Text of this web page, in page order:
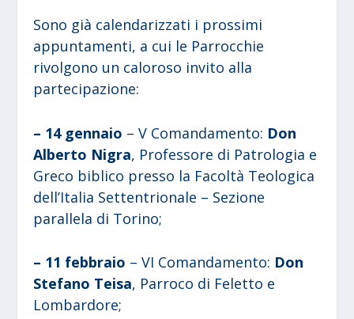
Sono già calendarizzati i prossimi
appuntamenti, a cui le Parrocchie
rivolgono un caloroso invito alla
partecipazione:
– 14 gennaio – V Comandamento: Don
Alberto Nigra, Professore di Patrologia e
Greco biblico presso la Facoltà Teologica
dell’Italia Settentrionale – Sezione
parallela di Torino;
– 11 febbraio – VI Comandamento: Don
Stefano Teisa, Parroco di Feletto e
Lombardore;